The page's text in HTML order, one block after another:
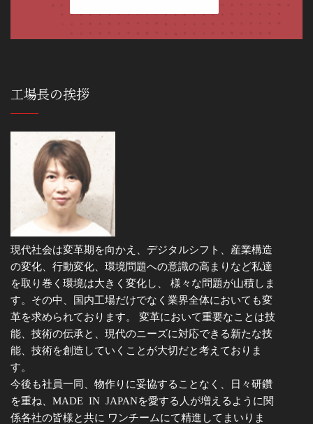
工場長の挨拶
現代社会は変革期を向かえ、デジタルシフト、産業構造
の変化、行動変化、環境問題への意識の高まりなど私達
を取り巻く環境は大きく変化し、 様々な問題が山積しま
す。その中、国内工場だけでなく業界全体においても変
革を求められております。 変革において重要なことは技
能、技術の伝承と、現代のニーズに対応できる新たな技
能、技術を創造していくことが大切だと考えておりま
す。
今後も社員一同、物作りに妥協することなく、日々研鑽
を重ね、MADE IN JAPANを愛する人が増えるように関
係各社の皆様と共に ワンチームにて精進してまいりま